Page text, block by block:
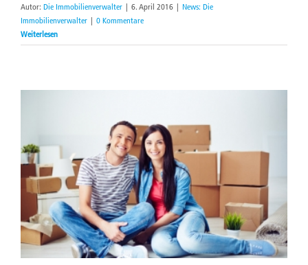
Autor: Die Immobilienverwalter | 6. April 2016 | News: Die
Immobilienverwalter | 0 Kommentare
Weiterlesen